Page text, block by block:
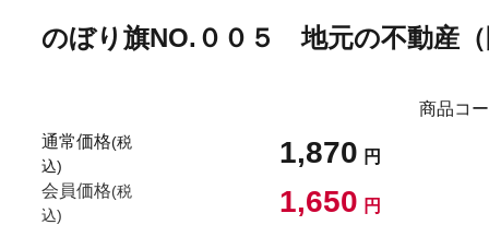
のぼり旗NO.００５ 地元の不動産
通常価格(税
込)
1,870 円
会員価格(税
込)
1,650 円
商品コ